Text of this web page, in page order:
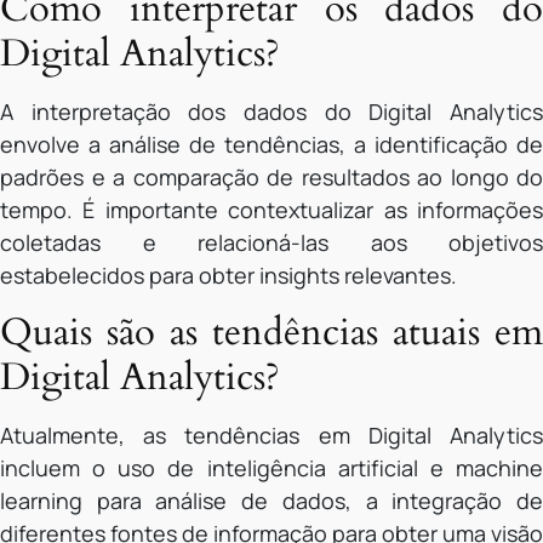
Digital Analytics?
A interpretação dos dados do Digital Analytics
envolve a análise de tendências, a identificação de
padrões e a comparação de resultados ao longo do
tempo. É importante contextualizar as informações
coletadas e relacioná-las aos objetivos
estabelecidos para obter insights relevantes.
Quais são as tendências atuais em
Digital Analytics?
Atualmente, as tendências em Digital Analytics
incluem o uso de inteligência artificial e machine
learning para análise de dados, a integração de
diferentes fontes de informação para obter uma visão